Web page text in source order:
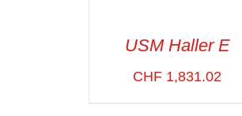
USM Haller E
CHF 1,831.02